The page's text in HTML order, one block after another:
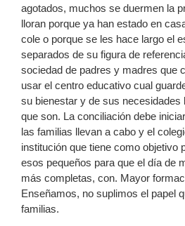
agotados, muchos se duermen la
lloran porque ya han estado en
cole o porque se les hace largo el
separados de su figura de
sociedad de padres y madres que
usar el centro educativo cual
su bienestar y de sus necesidades
que son. La conciliación debe
las familias llevan a cabo y el
institución que tiene como objetivo
esos pequeños para que el día de
más completas, con. Mayor
Enseñamos, no suplimos el papel
familias.